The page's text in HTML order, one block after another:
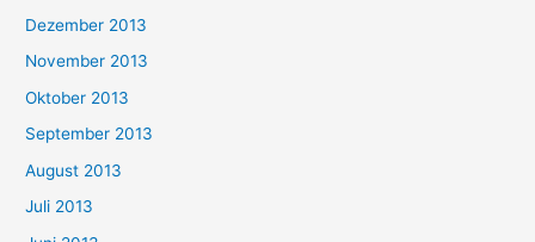
Dezember 2013
November 2013
Oktober 2013
September 2013
August 2013
Juli 2013